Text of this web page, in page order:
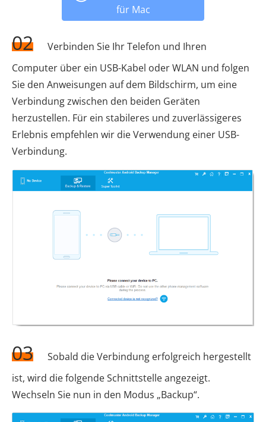
für Mac
02
Verbinden Sie Ihr Telefon und Ihren
Computer über ein USB-Kabel oder WLAN und folgen
Sie den Anweisungen auf dem Bildschirm, um eine
Verbindung zwischen den beiden Geräten
herzustellen. Für ein stabileres und zuverlässigeres
Erlebnis empfehlen wir die Verwendung einer USB-
Verbindung.
03
Sobald die Verbindung erfolgreich hergestellt
ist, wird die folgende Schnittstelle angezeigt.
Wechseln Sie nun in den Modus „Backup“.